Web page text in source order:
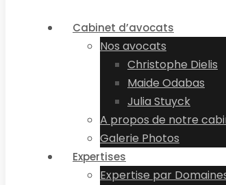
Cabinet d’avocats
Nos avocats
Christophe Dielis
Maide Odabas
Julia Stuyck
A propos de notre
Galerie Photos
Expertises
Expertise par